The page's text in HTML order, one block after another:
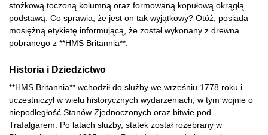
stożkową toczoną kolumną oraz formowaną kopułową okrągłą
podstawą. Co sprawia, że jest on tak wyjątkowy? Otóż, posiada
mosiężną etykietę informującą, że został wykonany z drewna
pobranego z **HMS Britannia**.
Historia i Dziedzictwo
**HMS Britannia** wchodził do służby we wrześniu 1778 roku i
uczestniczył w wielu historycznych wydarzeniach, w tym wojnie o
niepodległość Stanów Zjednoczonych oraz bitwie pod
Trafalgarem. Po latach służby, statek został rozebrany w